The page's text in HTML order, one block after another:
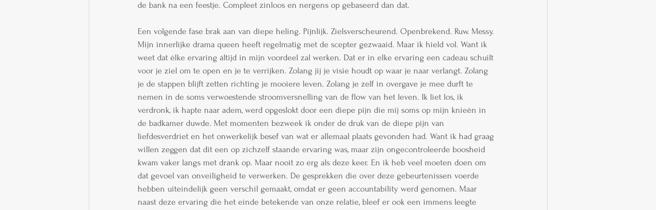
de bank na een feestje. Compleet zinloos en nergens op gebaseerd dan dat.
Een volgende fase brak aan van diepe heling. Pijnlijk. Zielsverscheurend. Openbrekend. Ruw. Messy.
Mijn innerlijke drama queen heeft regelmatig met de scepter gezwaaid. Maar ik hield vol. Want ik
weet dat élke ervaring áltijd in mijn voordeel zal werken. Dat er in elke ervaring een cadeau schuilt
voor je ziel om te open en je te verrijken. Zolang jij je visie houdt op waar je naar verlangt. Zolang
je de stappen blijft zetten richting je mooiere leven. Zolang je zelf in overgave je mee durft te
nemen in de soms verwoestende stroomversnelling van de flow van het leven. Ik liet los, ik
verdronk, ik hapte naar adem, werd opgeslokt door een diepe pijn die mij soms op mijn knieën in
de badkamer duwde. Met momenten bezweek ik onder de druk van de diepe pijn van
liefdesverdriet en het onwerkelijk besef van wat er allemaal plaats gevonden had. Want ik had graag
willen zeggen dat dit een op zichzelf staande ervaring was, maar zijn ongecontroleerde boosheid
kwam vaker langs met drank op. Maar nooit zo erg als deze keer. En ik heb veel moeten doen om
dat gevoel van onveiligheid te verwerken. De gesprekken die over deze gebeurtenissen voerde
hebben uiteindelijk geen verschil gemaakt, omdat er geen accountability werd genomen. Maar
naast deze ervaring die het einde betekende van onze relatie, bleef er ook een immens leegte